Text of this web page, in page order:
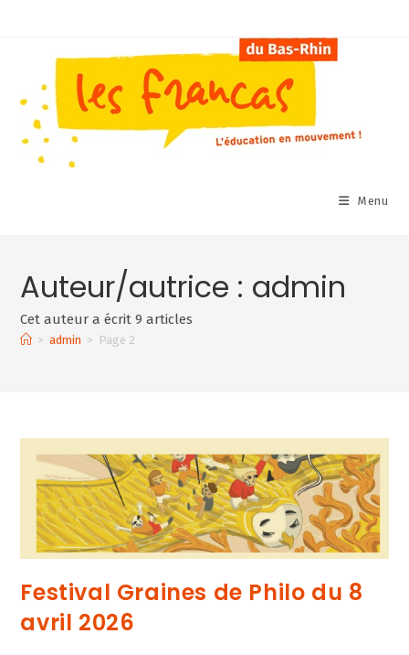
Menu
Auteur/autrice : admin
Cet auteur a écrit 9 articles
> admin > Page 2
Festival Graines de Philo du 8
avril 2026